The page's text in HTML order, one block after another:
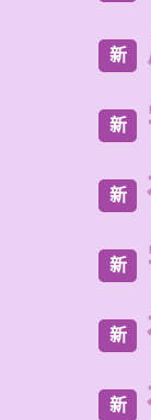
新
新
新
新
新
新